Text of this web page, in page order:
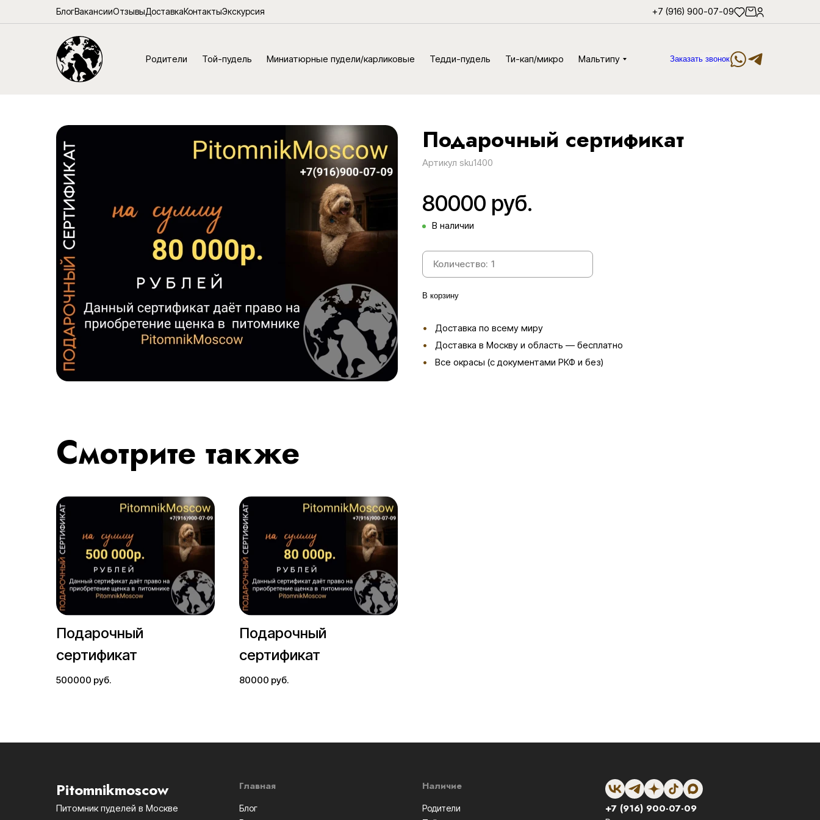
БлогВакансииОтзывыДоставкаКонтактыЭкскурсия +7 (916) 900-07-09
Родители Той-пудель Миниатюрные пудели/карликовые Тедди-пудель Ти-кап/микро Мальтипу Заказать звонок
Подарочный сертификат
Артикул sku1400
80000 руб.
В наличии
Количество:
В корзину
Доставка по всему миру
Доставка в Москву и область — бесплатно
Все окрасы (с документами РКФ и без)
Смотрите также
Подарочный
сертификат
500000 руб.
Подарочный
сертификат
80000 руб.
Pitomnikmoscow
Питомник пуделей в Москве
Главная
Блог
Наличие
Родители
+7 (916) 900-07-09